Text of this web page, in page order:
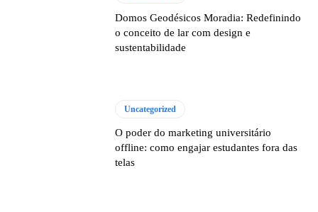
Domos Geodésicos Moradia: Redefinindo
o conceito de lar com design e
sustentabilidade
Uncategorized
O poder do marketing universitário
offline: como engajar estudantes fora das
telas